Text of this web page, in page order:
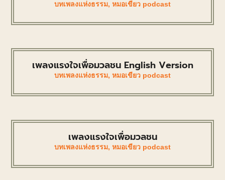
บทเพลงแห่งธรรม, หมอเขียว podcast
เพลงแรงใจเพื่อมวลชน English Version
บทเพลงแห่งธรรม, หมอเขียว podcast
เพลงแรงใจเพื่อมวลชน
บทเพลงแห่งธรรม, หมอเขียว podcast